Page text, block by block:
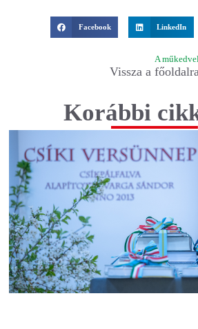
Facebook LinkedIn
Vissza a
Korábbi